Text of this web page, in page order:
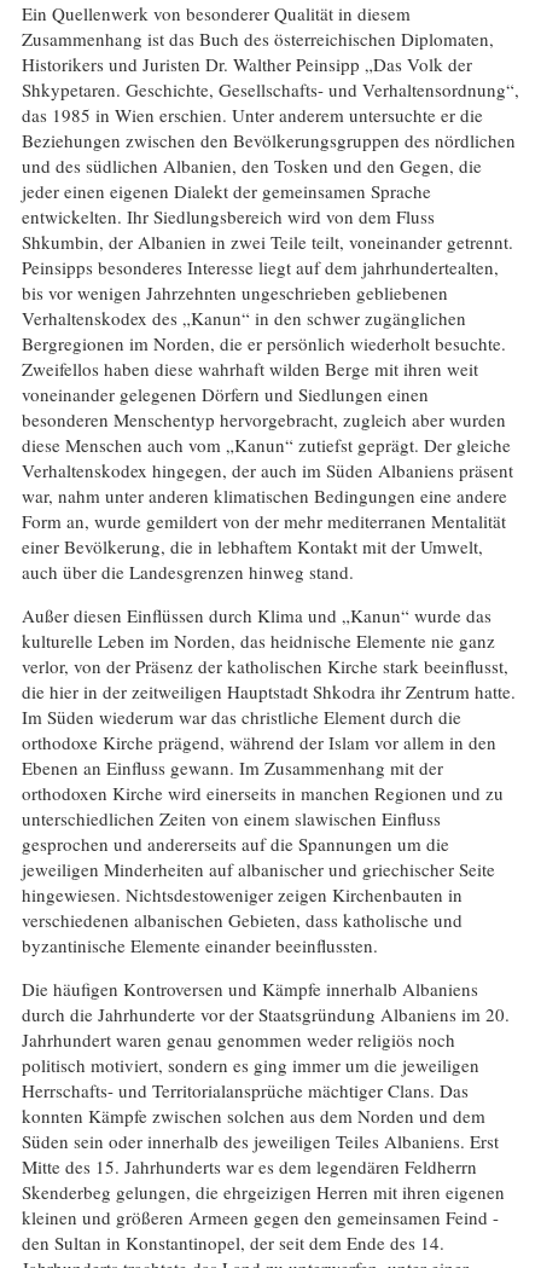
Ein Quellenwerk von besonderer Qualität in diesem
Zusammenhang ist das Buch des österreichischen Diplomaten,
Historikers und Juristen Dr. Walther Peinsipp „Das Volk der
Shkypetaren. Geschichte, Gesellschafts- und Verhaltensordnung“,
das 1985 in Wien erschien. Unter anderem untersuchte er die
Beziehungen zwischen den Bevölkerungsgruppen des nördlichen
und des südlichen Albanien, den Tosken und den Gegen, die
jeder einen eigenen Dialekt der gemeinsamen Sprache
entwickelten. Ihr Siedlungsbereich wird von dem Fluss
Shkumbin, der Albanien in zwei Teile teilt, voneinander getrennt.
Peinsipps besonderes Interesse liegt auf dem jahrhundertealten,
bis vor wenigen Jahrzehnten ungeschrieben gebliebenen
Verhaltenskodex des „Kanun“ in den schwer zugänglichen
Bergregionen im Norden, die er persönlich wiederholt besuchte.
Zweifellos haben diese wahrhaft wilden Berge mit ihren weit
voneinander gelegenen Dörfern und Siedlungen einen
besonderen Menschentyp hervorgebracht, zugleich aber wurden
diese Menschen auch vom „Kanun“ zutiefst geprägt. Der gleiche
Verhaltenskodex hingegen, der auch im Süden Albaniens präsent
war, nahm unter anderen klimatischen Bedingungen eine andere
Form an, wurde gemildert von der mehr mediterranen Mentalität
einer Bevölkerung, die in lebhaftem Kontakt mit der Umwelt,
auch über die Landesgrenzen hinweg stand.
Außer diesen Einflüssen durch Klima und „Kanun“ wurde das
kulturelle Leben im Norden, das heidnische Elemente nie ganz
verlor, von der Präsenz der katholischen Kirche stark beeinflusst,
die hier in der zeitweiligen Hauptstadt Shkodra ihr Zentrum hatte.
Im Süden wiederum war das christliche Element durch die
orthodoxe Kirche prägend, während der Islam vor allem in den
Ebenen an Einfluss gewann. Im Zusammenhang mit der
orthodoxen Kirche wird einerseits in manchen Regionen und zu
unterschiedlichen Zeiten von einem slawischen Einfluss
gesprochen und andererseits auf die Spannungen um die
jeweiligen Minderheiten auf albanischer und griechischer Seite
hingewiesen. Nichtsdestoweniger zeigen Kirchenbauten in
verschiedenen albanischen Gebieten, dass katholische und
byzantinische Elemente einander beeinflussten.
Die häufigen Kontroversen und Kämpfe innerhalb Albaniens
durch die Jahrhunderte vor der Staatsgründung Albaniens im 20.
Jahrhundert waren genau genommen weder religiös noch
politisch motiviert, sondern es ging immer um die jeweiligen
Herrschafts- und Territorialansprüche mächtiger Clans. Das
konnten Kämpfe zwischen solchen aus dem Norden und dem
Süden sein oder innerhalb des jeweiligen Teiles Albaniens. Erst
Mitte des 15. Jahrhunderts war es dem legendären Feldherrn
Skenderbeg gelungen, die ehrgeizigen Herren mit ihren eigenen
kleinen und größeren Armeen gegen den gemeinsamen Feind -
den Sultan in Konstantinopel, der seit dem Ende des 14.